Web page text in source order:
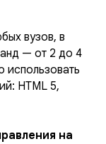
вузов, в
— от 2 до 4
использовать
HTML 5,
на